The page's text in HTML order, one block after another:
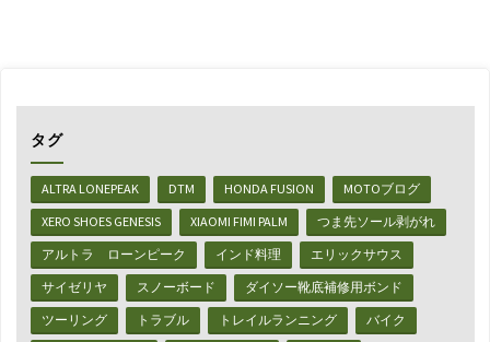
ア】
ビ
ナ
付
タグ
ALTRA LONEPEAK DTM HONDA FUSION
MOTOブログ
XERO SHOES GENESIS
XIAOMI FIMI PALM
つま先ソール剥がれ
アルトラ ローンピーク
インド料理
エリックサウス
サイゼリヤ
スノーボード
ダイソー靴底補修用ボンド
ツーリング
トラブル トレイルランニング
バイク